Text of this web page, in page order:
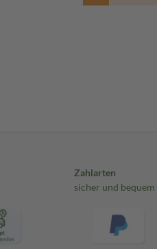
Zahlarten
sicher und bequem